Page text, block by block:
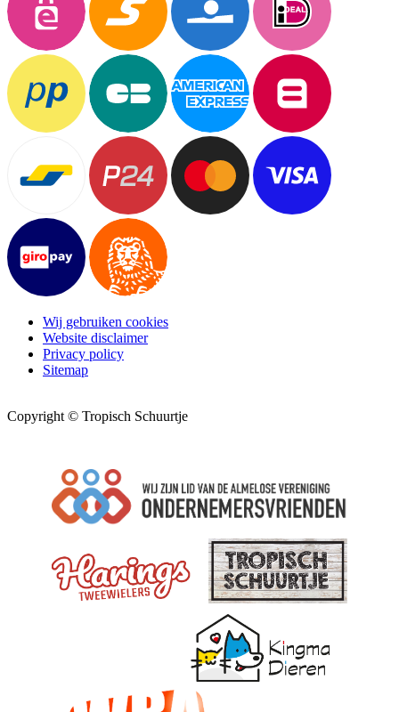
Wij gebruiken cookies
Website disclaimer
Privacy policy
Sitemap
Copyright © Tropisch Schuurtje